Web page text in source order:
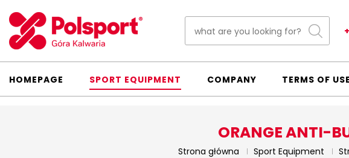
HOMEPAGE SPORT EQUIPMENT COMPANY TERMS OF USE
ORANGE ANTI-
Strona główna Sport Equipment